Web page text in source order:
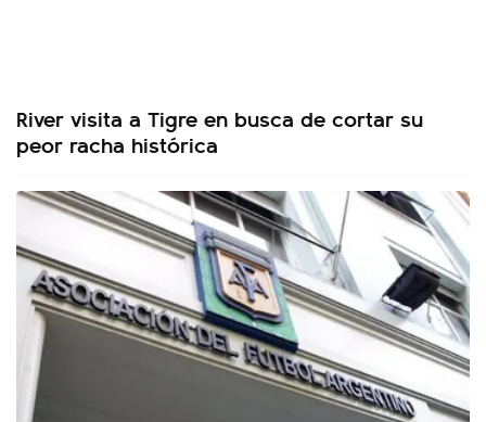
River visita a Tigre en busca de cortar su
peor racha histórica